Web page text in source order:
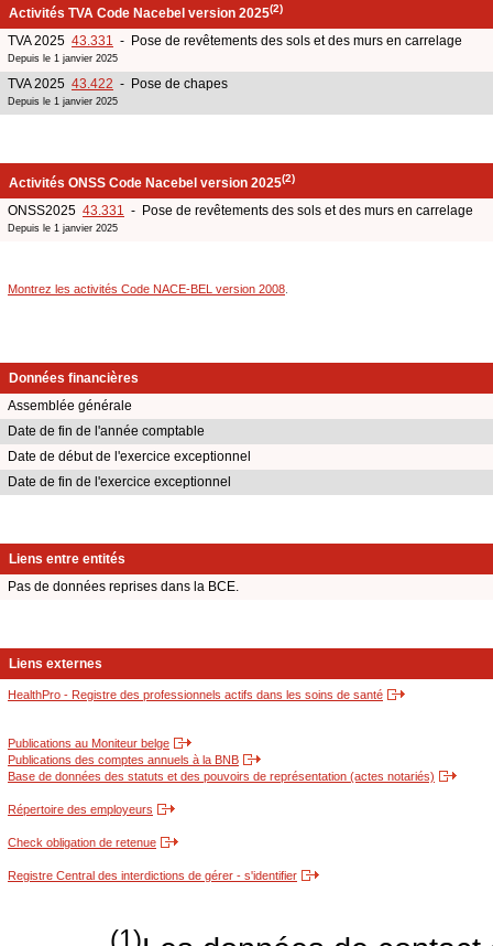
Activités TVA Code Nacebel version 2025(2)
TVA 2025 43.331 - Pose de revêtements des sols et des murs en carrelage
Depuis le 1 janvier 2025
TVA 2025 43.422 - Pose de chapes
Depuis le 1 janvier 2025
Activités ONSS Code Nacebel version 2025(2)
ONSS2025 43.331 - Pose de revêtements des sols et des murs en carrelage
Depuis le 1 janvier 2025
Montrez les activités Code NACE-BEL version 2008
Données financières
Assemblée générale
Date de fin de l'année comptable
Date de début de l'exercice exceptionnel
Date de fin de l'exercice exceptionnel
Liens entre entités
Pas de données reprises dans la BCE.
Liens externes
HealthPro - Registre des professionnels actifs dans les soins de santé
Publications au Moniteur belge
Publications des comptes annuels à la BNB
Base de données des statuts et des pouvoirs de représentation (actes notariés)
Répertoire des employeurs
Check obligation de retenue
Registre Central des interdictions de gérer - s'identifier
(1)